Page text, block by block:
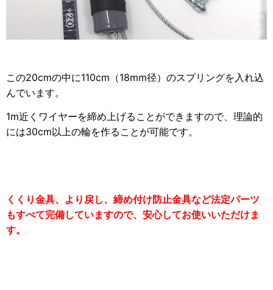
この20cmの中に110cm（18mm径）のスプリングを入れ込
んでいます。
1m近くワイヤーを締め上げることができますので、理論的
には30cm以上の輪を作ることが可能です。
くくり金具、より戻し、締め付け防止金具など法定パーツ
もすべて完備していますので、安心してお使いいただけま
す。